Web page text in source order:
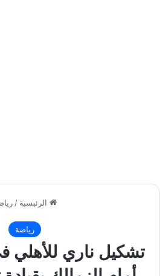
الرئيسية /
رياضة
تشكيل ناري للأهلي